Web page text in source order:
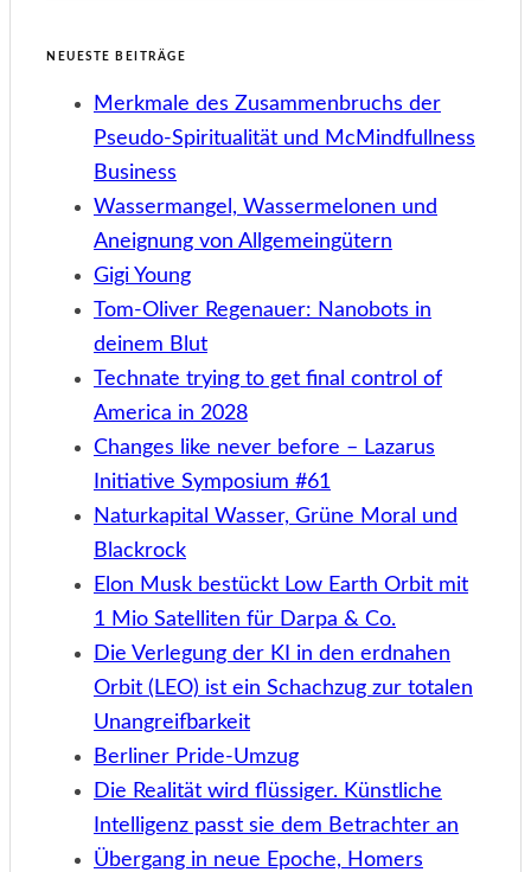
NEUESTE BEITRÄGE
Merkmale des Zusammenbruchs der
Pseudo-Spiritualität und McMindfullness
Business
Wassermangel, Wassermelonen und
Aneignung von Allgemeingütern
Gigi Young
Tom-Oliver Regenauer: Nanobots in
deinem Blut
Technate trying to get final control of
America in 2028
Changes like never before – Lazarus
Initiative Symposium #61
Naturkapital Wasser, Grüne Moral und
Blackrock
Elon Musk bestückt Low Earth Orbit mit
1 Mio Satelliten für Darpa & Co.
Die Verlegung der KI in den erdnahen
Orbit (LEO) ist ein Schachzug zur totalen
Unangreifbarkeit
Berliner Pride-Umzug
Die Realität wird flüssiger. Künstliche
Intelligenz passt sie dem Betrachter an
Übergang in neue Epoche, Homers